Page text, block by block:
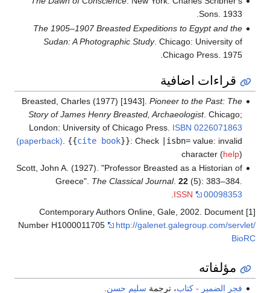
Sons. 1933.
The 1905–1907 Breasted Expeditions to Egypt and the
Sudan: A Photographic Study. Chicago: University of
Chicago Press. 1975.
قراءات اضافية
Breasted, Charles (1977) [1943]. Pioneer to the Past: The
Story of James Henry Breasted, Archaeologist. Chicago;
London: University of Chicago Press. ISBN 0226071863
(paperback)
{{cite book}}: Check |isbn=value: invalid
character (help)
Scott, John A. (1927). "Professor Breasted as a Historian of
Greece". The Classical Journal. 22(5): 383–384.
ISSN
00098353
.
[1] Contemporary Authors Online, Gale, 2002. Document
Number H1000011705
http://galenet.galegroup.com/servlet/
BioRC
مؤلفاته
فجر الضمير - كتاب، ترجمة سليم حسن